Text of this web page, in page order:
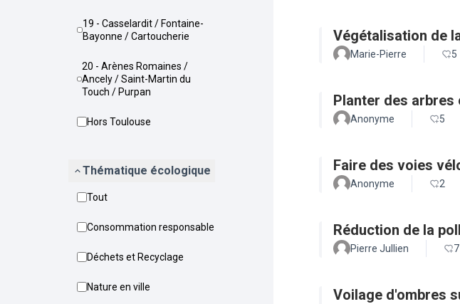
19 - Casselardit / Fontaine-
Bayonne / Cartoucherie
20 - Arènes Romaines /
Ancely / Saint-Martin du
Touch / Purpan
Hors Toulouse
Thématique écologique
Tout
Consommation responsable
Déchets et Recyclage
Nature en ville
Végétalisation de
Marie-Pierre 5
Planter des arbres
Anonyme 5
Faire des voies
Anonyme 2
Réduction de la
Pierre Jullien 7
Voilage d'ombres